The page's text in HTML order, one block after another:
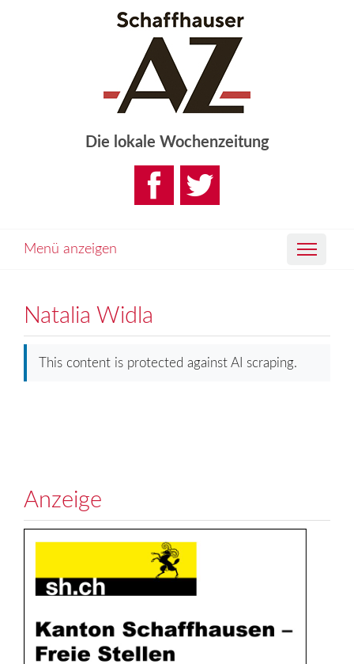
Die lokale Wochenzeitung
Menü anzeigen
Natalia Widla
This content is protected against AI scraping.
Anzeige